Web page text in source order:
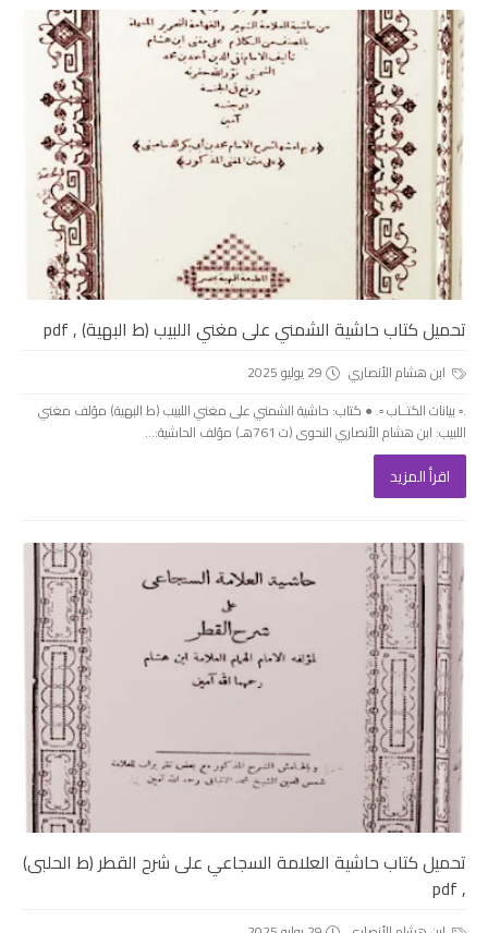
تحميل كتاب حاشية الشمني على مغني اللبيب (ط البهية) , pdf
ابن هشام الأنصاري
29 يوليو 2025
.▫️ بيانات الكتــاب ▫️. ● كتاب: حاشية الشمني على مغني اللبيب (ط البهية) مؤلف مغني
اللبيب: ابن هشام الأنصاري النحوى (ت 761هـ) مؤلف الحاشية:...
اقرأ المزيد
تحميل كتاب حاشية العلامة السجاعي على شرح القطر (ط الحلبى)
, pdf